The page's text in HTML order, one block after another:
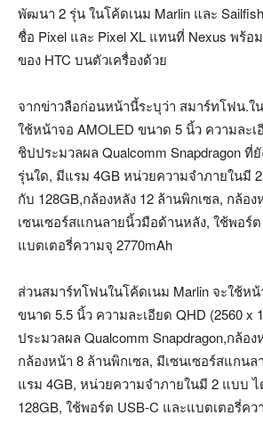
พัฒนา 2 รุ่น ในโค้ดเนม Marlin และ
ชื่อ Pixel และ Pixel XL แทนที่ Nexus พร้
ของ HTC บนตัวเครื่องด้วย
จากข่าวลือก่อนหน้านี้ระบุว่า สมาร์ทโฟน.ใ
ใช้หน้าจอ AMOLED ขนาด 5 นิ้ว ความละเ
ชิปประมวลผล Qualcomm Snapdragon ที่
รุ่นใด, มีแรม 4GB หน่วยความจำภายในมี
กับ 128GB,กล้องหลัง 12 ล้านพิกเซล, กล้อ
เซนเซอร์สแกนลายนิ้วมือด้านหลัง, ใช้พอร์
แบตเตอรี่ความจุ 2770mAh
ส่วนสมาร์ทโฟนในโค้ดเนม Marlin จะใช้หน้
ขนาด 5.5 นิ้ว ความละเอียด QHD (2560 x
ประมวลผล Qualcomm Snapdragon,กล้อ
กล้องหน้า 8 ล้านพิกเซล, มีเซนเซอร์สแกน
แรม 4GB, หน่วยความจำภายในมี 2 แบบ
128GB, ใช้พอร์ต USB-C และแบตเตอรี่คว